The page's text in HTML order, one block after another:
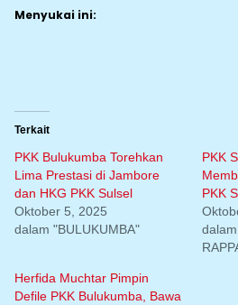
Menyukai ini:
Terkait
PKK Bulukumba Torehkan
Lima Prestasi di Jambore
dan HKG PKK Sulsel
Oktober 5, 2025
dalam "BULUKUMBA"
PKK
PKK
Herfida Muchtar Pimpin
Defile PKK Bulukumba, Bawa